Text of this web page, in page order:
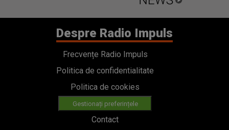
Despre Radio Impuls
Frecvențe Radio Impuls
Politica de confidentialitate
Politica de cookies
Gestionați preferințele
Contact